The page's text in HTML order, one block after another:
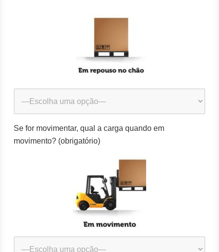
Se for movimentar, qual a carga quando em
movimento? (obrigatório)